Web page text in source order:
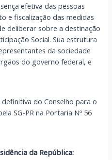
efetiva das pessoas
e fiscalização das medidas
deliberar sobre a destinação
Social. Sua estrutura
da sociedade
do governo federal, e
do Conselho para o
SG-PR na Portaria Nº 56
da República: